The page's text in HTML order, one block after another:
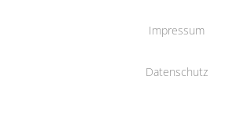
Impressum
Datenschutz